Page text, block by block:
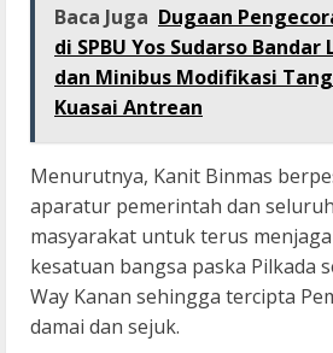
Baca Juga Dugaan
di SPBU Yos Sudarso
dan Minibus Modifikasi
Kuasai Antrean
Menurutnya, Kanit Binmas
aparatur pemerintah dan
masyarakat untuk terus
kesatuan bangsa paska Pilkada
Way Kanan sehingga tercipta
damai dan sejuk.